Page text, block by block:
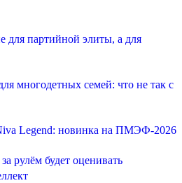
партийной элиты, а для
многодетных семей: что не так с
Legend: новинка на ПМЭФ-2026
рулём будет оценивать